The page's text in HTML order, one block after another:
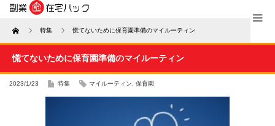
Home 特集 慌てないために保育園準備のマイルーティン
慌てないために保育園準備のマイルーティン
2023/1/23 特集 マイルーティン 保育園